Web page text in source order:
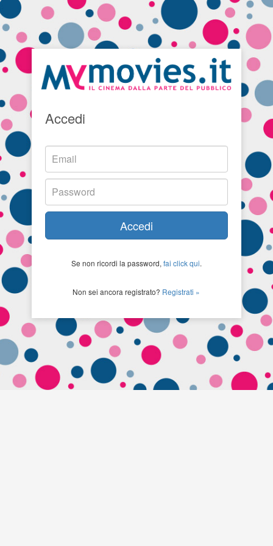
Accedi
Accedi
Se non ricordi la password, fai click qui.
Non sei ancora registrato? Registrati »